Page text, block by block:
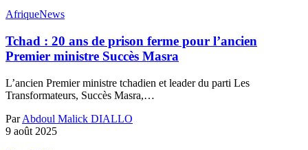
AfriqueNews
Tchad : 20 ans de prison ferme pour l’ancien
Premier ministre Succès Masra
L’ancien Premier ministre tchadien et leader du parti Les
Transformateurs, Succès Masra,…
Par Abdoul Malick DIALLO
9 août 2025